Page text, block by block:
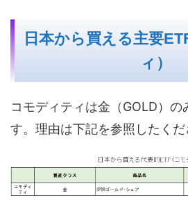
日本から買える主要
ィ）
コモディティは金（GOLD）の
す。理由は下記を参照したくだ